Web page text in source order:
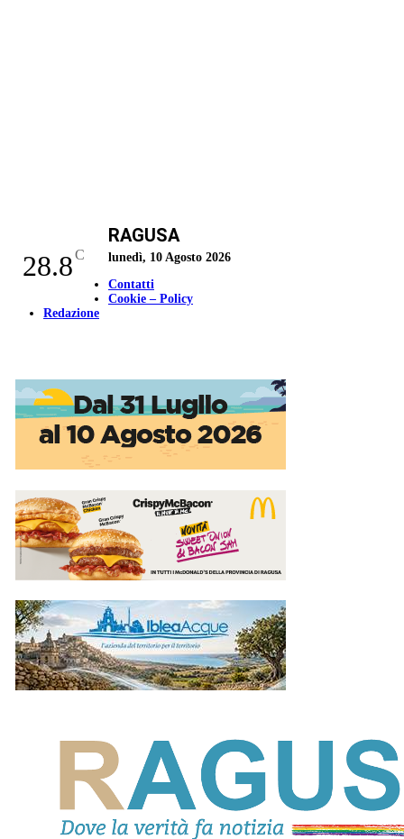
28.8C
RAGUSA
lunedì, 10 Agosto 2026
Contatti
Cookie – Policy
Redazione